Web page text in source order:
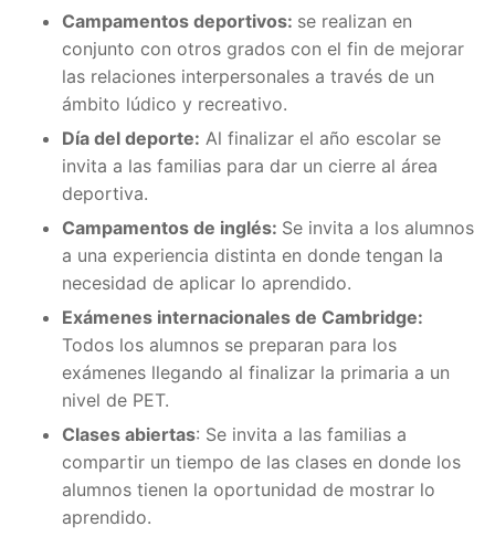
Campamentos deportivos: se realizan en
conjunto con otros grados con el fin de mejorar
las relaciones interpersonales a través de un
ámbito lúdico y recreativo.
Día del deporte: Al finalizar el año escolar se
invita a las familias para dar un cierre al área
deportiva.
Campamentos de inglés: Se invita a los alumnos
a una experiencia distinta en donde tengan la
necesidad de aplicar lo aprendido.
Exámenes internacionales de Cambridge:
Todos los alumnos se preparan para los
exámenes llegando al finalizar la primaria a un
nivel de PET.
Clases abiertas: Se invita a las familias a
compartir un tiempo de las clases en donde los
alumnos tienen la oportunidad de mostrar lo
aprendido.